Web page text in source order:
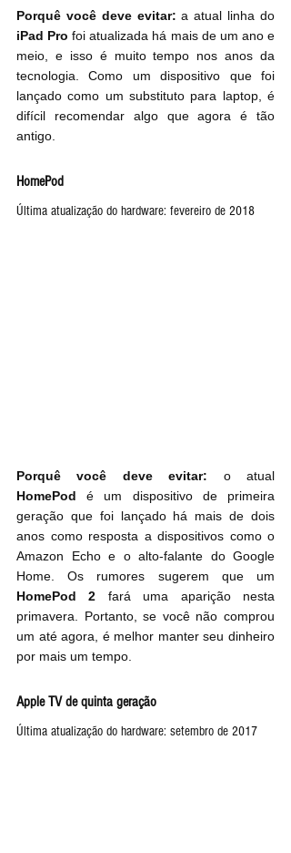
Porquê você deve evitar:
iPad Pro foi atualizada há mais de um ano e
meio, e isso é muito tempo nos anos da
tecnologia. Como um dispositivo que foi
lançado como um substituto para laptop, é
difícil recomendar algo que agora é tão
antigo.
HomePod
Última atualização do hardware: fevereiro de 2018
Porquê você deve evitar:
HomePod é um dispositivo de primeira
geração que foi lançado há mais de dois
anos como resposta a dispositivos como o
Amazon Echo e o alto-falante do Google
HomePod 2 fará uma aparição nesta
primavera. Portanto, se você não comprou
um até agora, é melhor manter seu dinheiro
por mais um tempo.
Apple TV de quinta geração
Última atualização do hardware: setembro de 2017